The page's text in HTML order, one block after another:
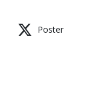
Poster